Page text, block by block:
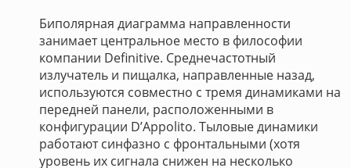
Биполярная диаграмма направленности
занимает центральное место в философии
компании Definitive. Среднечастотный
излучатель и пищалка, направленные назад,
используются совместно с тремя динамиками на
передней панели, расположенными в
конфигурации D’Appolito. Тыловые динамики
работают синфазно с фронтальными (хотя
уровень их сигнала снижен на несколько